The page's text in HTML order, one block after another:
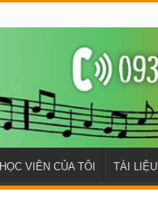
HỌC VIÊN CỦA TÔI TÀI